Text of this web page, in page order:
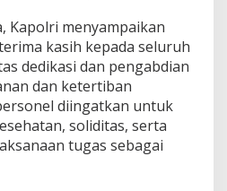
Kapolri menyampaikan
kasih kepada seluruh
dedikasi dan pengabdian
dan ketertiban
diingatkan untuk
soliditas, serta
tugas sebagai